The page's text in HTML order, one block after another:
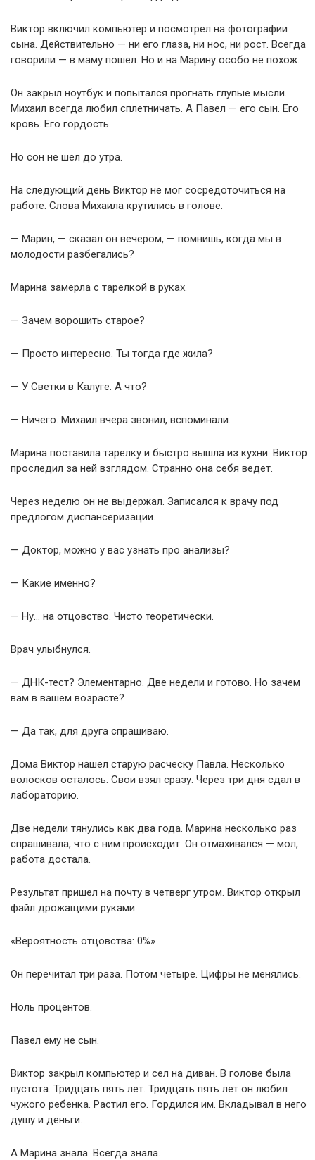
Виктор включил компьютер и посмотрел на фотографии
сына. Действительно — ни его глаза, ни нос, ни рост. Всегда
говорили — в маму пошел. Но и на Марину особо не похож.
Он закрыл ноутбук и попытался прогнать глупые мысли.
Михаил всегда любил сплетничать. А Павел — его сын. Его
кровь. Его гордость.
Но сон не шел до утра.
На следующий день Виктор не мог сосредоточиться на
работе. Слова Михаила крутились в голове.
— Марин, — сказал он вечером, — помнишь, когда мы в
молодости разбегались?
Марина замерла с тарелкой в руках.
— Зачем ворошить старое?
— Просто интересно. Ты тогда где жила?
— У Светки в Калуге. А что?
— Ничего. Михаил вчера звонил, вспоминали.
Марина поставила тарелку и быстро вышла из кухни. Виктор
проследил за ней взглядом. Странно она себя ведет.
Через неделю он не выдержал. Записался к врачу под
предлогом диспансеризации.
— Доктор, можно у вас узнать про анализы?
— Какие именно?
— Ну… на отцовство. Чисто теоретически.
Врач улыбнулся.
— ДНК-тест? Элементарно. Две недели и готово. Но зачем
вам в вашем возрасте?
— Да так, для друга спрашиваю.
Дома Виктор нашел старую расческу Павла. Несколько
волосков осталось. Свои взял сразу. Через три дня сдал в
лабораторию.
Две недели тянулись как два года. Марина несколько раз
спрашивала, что с ним происходит. Он отмахивался — мол,
работа достала.
Результат пришел на почту в четверг утром. Виктор открыл
файл дрожащими руками.
«Вероятность отцовства: 0%»
Он перечитал три раза. Потом четыре. Цифры не менялись.
Ноль процентов.
Павел ему не сын.
Виктор закрыл компьютер и сел на диван. В голове была
пустота. Тридцать пять лет. Тридцать пять лет он любил
чужого ребенка. Растил его. Гордился им. Вкладывал в него
душу и деньги.
А Марина знала. Всегда знала.